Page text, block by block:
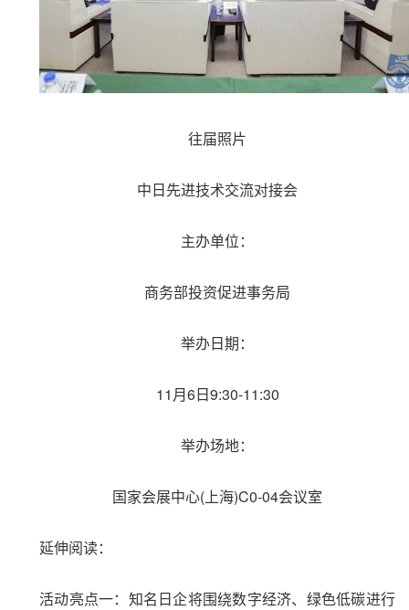
往届照片
中日先进技术交流对接会
主办单位：
商务部投资促进事务局
举办日期：
11月6日9:30-11:30
举办场地：
国家会展中心(上海)C0-04会议室
延伸阅读：
活动亮点一：知名日企将围绕数字经济、绿色低碳进行